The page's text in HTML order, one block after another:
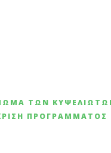
ΤΩΝ
ΠΡΟΓΡΆΜΜΑΤΟΣ